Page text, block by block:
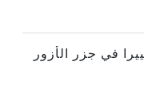
في جزر الأزور